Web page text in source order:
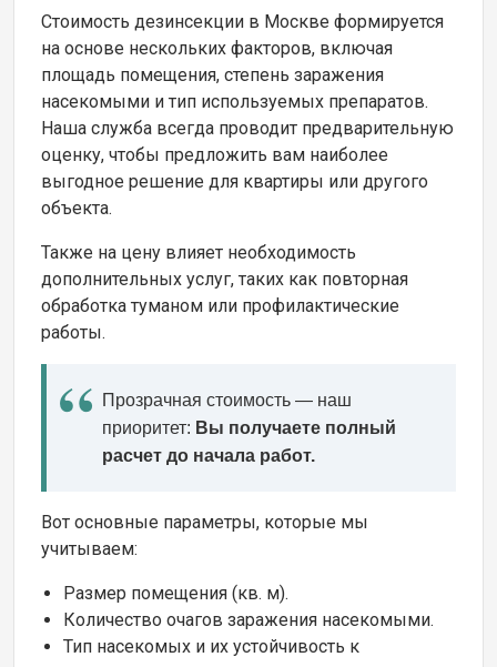
Стоимость дезинсекции в Москве формируется
на основе нескольких факторов, включая
площадь помещения, степень заражения
насекомыми и тип используемых препаратов.
Наша служба всегда проводит предварительную
оценку, чтобы предложить вам наиболее
выгодное решение для квартиры или другого
объекта.
Также на цену влияет необходимость
дополнительных услуг, таких как повторная
обработка туманом или профилактические
работы.
Прозрачная стоимость — наш
приоритет: Вы получаете полный
расчет до начала работ.
Вот основные параметры, которые мы
учитываем:
Размер помещения (кв. м).
Количество очагов заражения насекомыми.
Тип насекомых и их устойчивость к